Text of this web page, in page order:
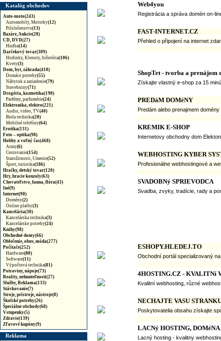
Katalóg obchodov
Auto-moto(243)
Automobily, Motorky(12)
Príslušenstvo(13)
Bazáre, Aukcie(28)
CD, DVD(27)
Hudba(14)
Darčekový tovar(309)
Hodinky, Klenoty, bižutéria(106)
Kvety(3)
Dom, byt, záhrada(410)
Domáce potreby(55)
Nábytok a zariadenie(79)
Stavebniny(71)
Drogéria, kozmetika(190)
Parfémy, parfumérie(24)
Elektronika, elektro(221)
Audio, video, TV(40)
Biela technika(20)
Mobilné telefóny(64)
Erotika(131)
Foto – optika(98)
Hobby a voľný čas(468)
Army(6)
Cestovanie(154)
Starožitnosti, Umenie(52)
Šport, turistika(186)
Hračky, detský tovar(120)
Hry, hracie konzoly(63)
Chovateľstvo, fauna, flóra(43)
Iné(9)
Internet(90)
Domény(2)
Online platby(3)
Kancelária(30)
Kancelárska technika(3)
Kancelárske potreby(24)
Knihy(98)
Obchodné domy(66)
Oblečenie, obuv, móda(277)
Počítače(252)
Hardware(80)
Software(11)
Výpočtová technika(81)
Potraviny, nápoje(73)
Reality, nehnuteľnosti(27)
Služby, Reklama(133)
Stávkovanie(7)
Stroje, prístroje, nástroje(8)
Školské potreby(26)
Špeciálne obchody(68)
Vstupenky(5)
Zdravie(139)
Zľavové kupóny(9)
Reklama
Web4you
Registrácia a správa domén on-
FAST-INTERNET.CZ
Přehled o připojení na internet
ShopTet - tvorba a prenájom
Získajte vlastný e-shop za 15
PREDáM DOMéNY
Predám alebo prenajmem
KREMIK E-SHOP
Internetovy obchodny dom
WEBHOSTING KYBER
Profesionálne webhostingové a
SVADOBNý SPRIEVODCA
Svadba, zvyky, tradície, rady a
ESHOPY.HLEDEJ.TO
Obchodní portál specializovaný
4HOSTING.CZ - KVALITNí
Kvalitní webhosting, různé
NECHAJTE VASU
Poskytovatelia obsahu získajte
LACNý HOSTING,
Lacný hosting - kvalitny